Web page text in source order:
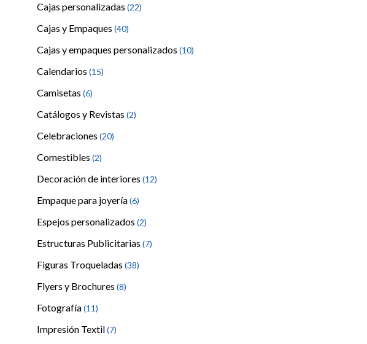
Cajas personalizadas (22)
Cajas y Empaques (40)
Cajas y empaques personalizados (10)
Calendarios (15)
Camisetas (6)
Catálogos y Revistas (2)
Celebraciones (20)
Comestibles (2)
Decoración de interiores (12)
Empaque para joyería(6)
Espejos personalizados (2)
Estructuras Publicitarias (7)
Figuras Troqueladas (38)
Flyers y Brochures (8)
Fotografía(11)
Impresión Textil(7)